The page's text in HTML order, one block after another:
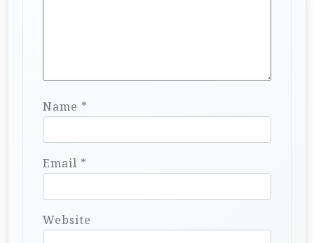
Name *
Email *
Website